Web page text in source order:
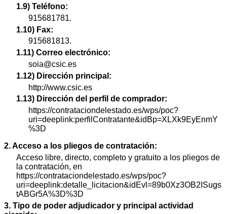
1.9) Teléfono:
915681781.
1.10) Fax:
915681813.
1.11) Correo electrónico:
soia@csic.es
1.12) Dirección principal:
http://www.csic.es
1.13) Dirección del perfil de comprador:
https://contrataciondelestado.es/wps/poc?
uri=deeplink:perfilContratante&idBp=XLXk9EyEnmY
%3D
2. Acceso a los pliegos de contratación:
Acceso libre, directo, completo y gratuito a los pliegos de
la contratación, en
https://contrataciondelestado.es/wps/poc?
uri=deeplink:detalle_licitacion&idEvl=89b0Xz3OB2ISugs
tABGr5A%3D%3D
3. Tipo de poder adjudicador y principal actividad